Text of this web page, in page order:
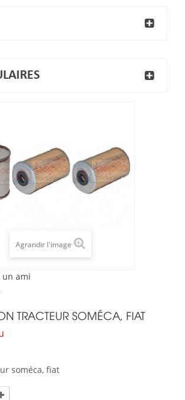
Agrandir l'image
un ami
TRACTEUR SOMÉCA, FIAT
soméca, fiat